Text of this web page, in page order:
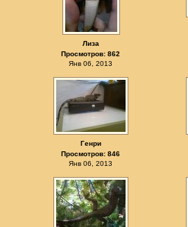
Лиза
Просмотров: 862
Янв 06, 2013
Генри
Просмотров: 846
Янв 06, 2013